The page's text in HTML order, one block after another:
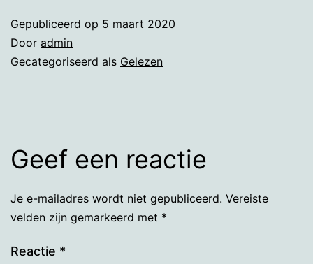
Gepubliceerd op 5 maart 2020
Door admin
Gecategoriseerd als Gelezen
Geef een reactie
Je e-mailadres wordt niet gepubliceerd. Vereiste
velden zijn gemarkeerd met *
Reactie *